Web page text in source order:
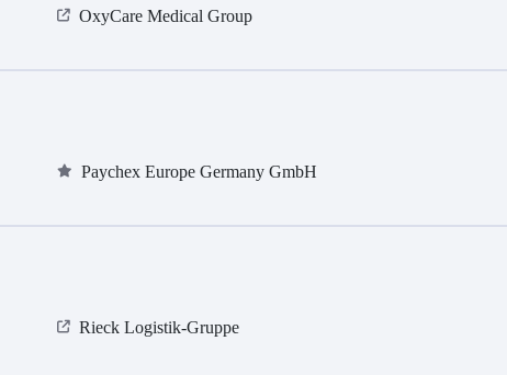
OxyCare Medical Group
Paychex Europe Germany GmbH
Rieck Logistik-Gruppe